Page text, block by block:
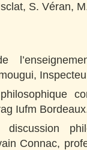
S. Véran,
Iufm
Connac,